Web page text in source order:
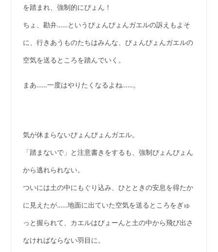
を踏まれ、強制的にぴょん！
ちょ、勘弁……というぴょんぴょんガエルの訴えもよそ
に、行きあうものたちはみんな、ぴょんぴょんガエルの
空気を送るところを踏んでいく。
まあ……一度はやりたくなるよね……。
気が休まらないぴょんぴょんガエル。
「踏まないで」と注意書きをするも、強制ぴょんぴょん
から逃れられない。
ついには土の中にもぐり込み、ひとときの安息を得たか
に見えたが……地面に出ていた空気を送るところをぎゅ
っと握られて、カエルはびょーんと土の中から飛び出さ
なければならない羽目に。